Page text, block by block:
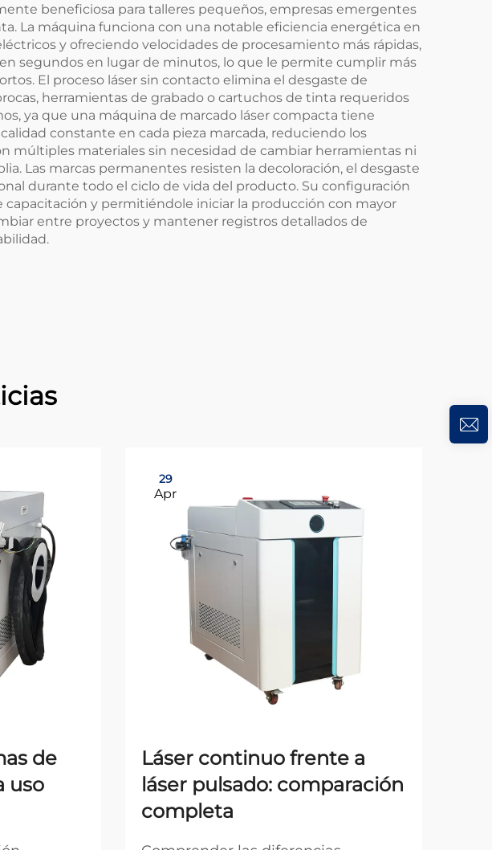
beneficiosa para talleres pequeños, empresas emergentes
La máquina funciona con una notable eficiencia energética en
y ofreciendo velocidades de procesamiento más rápidas,
segundos en lugar de minutos, lo que le permite cumplir más
El proceso láser sin contacto elimina el desgaste de
herramientas de grabado o cartuchos de tinta requeridos
ya que una máquina de marcado láser compacta tiene
constante en cada pieza marcada, reduciendo los
múltiples materiales sin necesidad de cambiar herramientas ni
Las marcas permanentes resisten la decoloración, el desgaste
durante todo el ciclo de vida del producto. Su configuración
y permitiéndole iniciar la producción con mayor
entre proyectos y mantener registros detallados de
de
uso
29
Apr
Láser continuo frente a
láser pulsado: comparación
completa